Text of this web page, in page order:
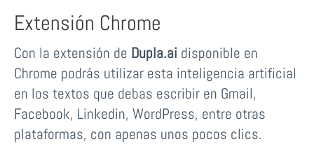
Extensión Chrome
Con la extensión de Dupla.ai disponible en
Chrome podrás utilizar esta inteligencia artificial
en los textos que debas escribir en Gmail,
Facebook, Linkedin, WordPress, entre otras
plataformas, con apenas unos pocos clics.